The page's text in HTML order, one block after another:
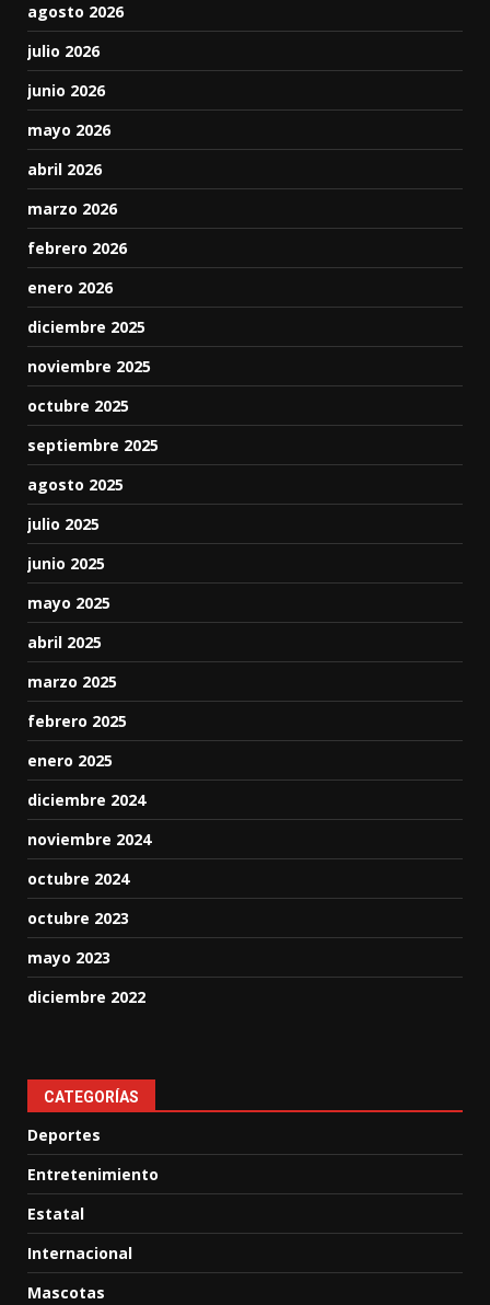
agosto 2026
julio 2026
junio 2026
mayo 2026
abril 2026
marzo 2026
febrero 2026
enero 2026
diciembre 2025
noviembre 2025
octubre 2025
septiembre 2025
agosto 2025
julio 2025
junio 2025
mayo 2025
abril 2025
marzo 2025
febrero 2025
enero 2025
diciembre 2024
noviembre 2024
octubre 2024
octubre 2023
mayo 2023
diciembre 2022
CATEGORÍAS
Deportes
Entretenimiento
Estatal
Internacional
Mascotas